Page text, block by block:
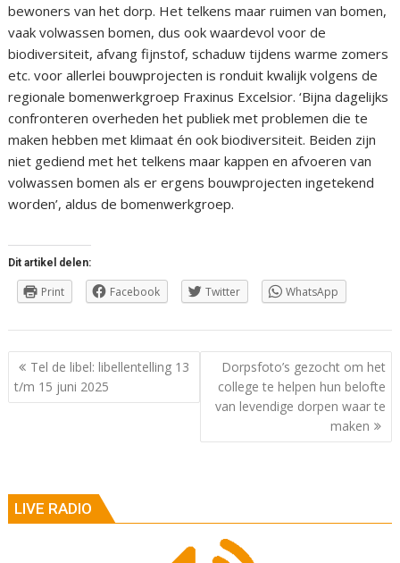
bewoners van het dorp. Het telkens maar ruimen van bomen,
vaak volwassen bomen, dus ook waardevol voor de
biodiversiteit, afvang fijnstof, schaduw tijdens warme zomers
etc. voor allerlei bouwprojecten is ronduit kwalijk volgens de
regionale bomenwerkgroep Fraxinus Excelsior. ‘Bijna dagelijks
confronteren overheden het publiek met problemen die te
maken hebben met klimaat én ook biodiversiteit. Beiden zijn
niet gediend met het telkens maar kappen en afvoeren van
volwassen bomen als er ergens bouwprojecten ingetekend
worden’, aldus de bomenwerkgroep.
Dit artikel delen:
Print Facebook Twitter WhatsApp
Berichtnavigatie
Tel de libel: libellentelling 13
t/m 15 juni 2025
Dorpsfoto’s gezocht om het
college te helpen hun belofte
van levendige dorpen waar te
maken
LIVE RADIO